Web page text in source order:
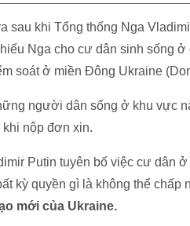
khi Tổng thống Nga
Nga cho cư dân sinh sống
soát ở miền Đông Ukraine
người dân sống ở khu vực
nộp đơn xin.
Putin tuyên bố việc cư dân
kỳ quyền gì là không thể chấp
mới của Ukraine.